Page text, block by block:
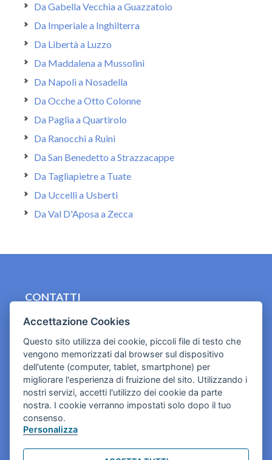
Da Gabella Vecchia a Guazzatoio
Da Imperiale a Inghilterra
Da Libertà a Luzzo
Da Maddalena a Mussolini
Da Napoli a Nosadella
Da Ocche a Otto Colonne
Da Paglia a Quartirolo
Da Ranocchi a Ruini
Da San Benedetto a Strazzacappe
Da Tagliapietre a Tuate
Da Uccelli a Usberti
Da Val D'Aposa a Zecca
CONTATTI
contact.originebologna@gmail.com
Cookies e informativa privacy
Accettazione Cookies
Questo sito utilizza dei cookie, piccoli file di testo che
vengono memorizzati dal browser sul dispositivo
dell'utente (computer, tablet, smartphone) per
migliorare l'esperienza di fruizione del sito. Utilizzando i
nostri servizi, accetti l'utilizzo dei cookie da parte
nostra. I cookie verranno impostati solo dopo il tuo
consenso.
Personalizza